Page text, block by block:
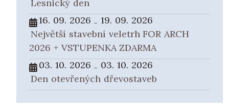
Lesnický den
16. 09. 2026 -19. 09. 2026
Největší stavební veletrh FOR ARCH
2026 + VSTUPENKA ZDARMA
03. 10. 2026 - 03. 10. 2026
Den otevřených dřevostaveb